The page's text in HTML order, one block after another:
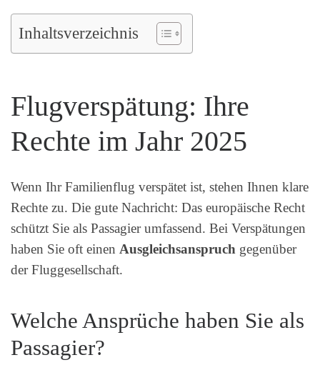
Inhaltsverzeichnis
Flugverspätung: Ihre
Rechte im Jahr 2025
Wenn Ihr Familienflug verspätet ist, stehen Ihnen klare
Rechte zu. Die gute Nachricht: Das europäische Recht
schützt Sie als Passagier umfassend. Bei Verspätungen
haben Sie oft einen Ausgleichsanspruch gegenüber
der Fluggesellschaft.
Welche Ansprüche haben Sie als
Passagier?